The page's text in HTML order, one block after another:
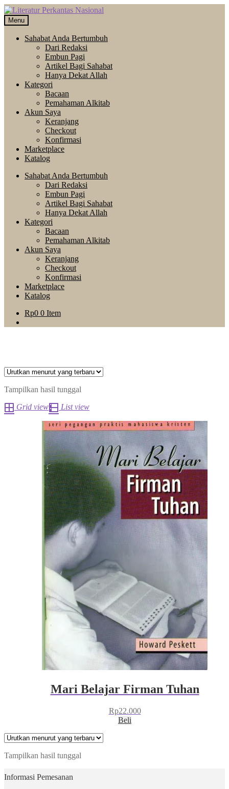
Skip
to
navigation
Langsung
ke
isi
Menu
Sahabat Anda Bertumbuh
Dari Redaksi
Embun Pagi
Artikel Bagi Sahabat
Hanya Dekat Allah
Kategori
Bacaan
Pemahaman Alkitab
Akun Saya
Keranjang
Checkout
Konfirmasi
Marketplace
Katalog
Sahabat Anda Bertumbuh
Dari Redaksi
Embun Pagi
Artikel Bagi Sahabat
Hanya Dekat Allah
Kategori
Bacaan
Pemahaman Alkitab
Akun Saya
Keranjang
Checkout
Konfirmasi
Marketplace
Katalog
Rp0 0 Item
Tampilkan hasil tunggal
Grid view
List view
Mari Belajar Firman Tuhan
Rp22.000
Beli
Tampilkan hasil tunggal
Informasi Pemesanan